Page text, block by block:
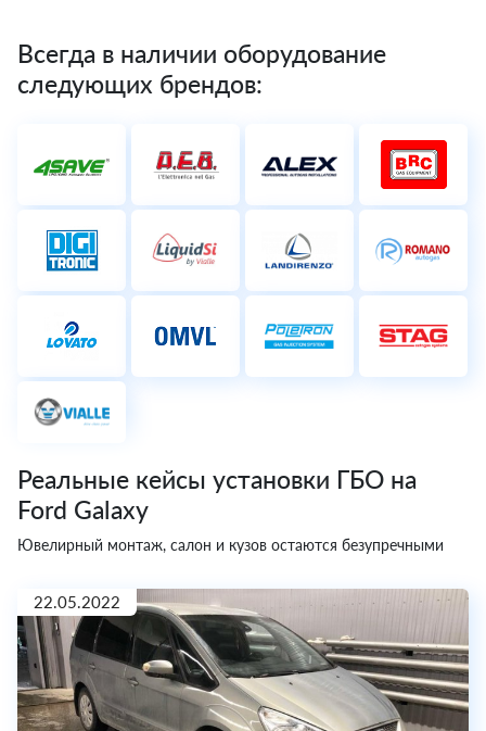
Всегда в наличии оборудование
следующих брендов:
Реальные кейсы установки ГБО на
Ford Galaxy
Ювелирный монтаж, салон и кузов остаются безупречными
22.05.2022